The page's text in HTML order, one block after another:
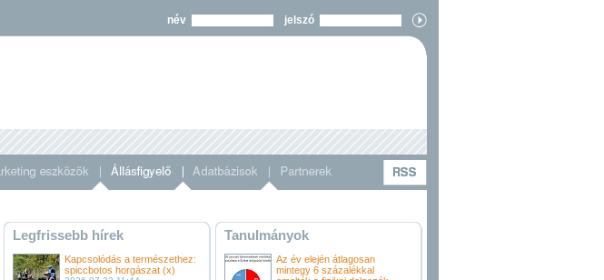
név jelszó
Legfrissebb hírek
Kapcsolódás a természethez:
spiccbotos horgászat (x)
Tanulmányok
Az év elején átlagosan
mintegy 6 százalékkal